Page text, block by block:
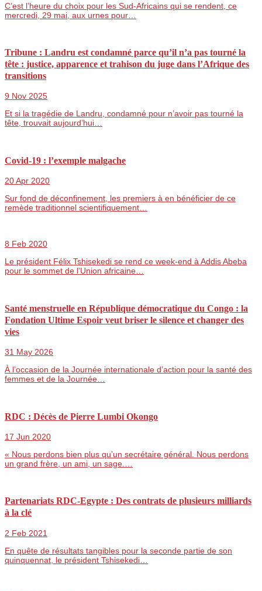
C’est l’heure du choix pour les Sud-Africains qui se rendent, ce
mercredi, 29 mai, aux urnes pour…
Tribune : Landru est condamné parce qu’il n’a pas tourné la
tête : justice, apparence et trahison du juge dans l’Afrique des
transitions
9 Nov 2025
Et si la tragédie de Landru, condamné pour n’avoir pas tourné la
tête, trouvait aujourd’hui…
Covid-19 : l’exemple malgache
20 Apr 2020
Sur fond de déconfinement, les premiers à en bénéficier de ce
remède traditionnel scientifiquement…
8 Feb 2020
Le président Félix Tshisekedi se rend ce week-end à Addis Abeba
pour le sommet de l'Union africaine…
Santé menstruelle en République démocratique du Congo : la
Fondation Ultime Espoir veut briser le silence et changer des
vies
31 May 2026
À l’occasion de la Journée internationale d’action pour la santé des
femmes et de la Journée…
RDC : Décès de Pierre Lumbi Okongo
17 Jun 2020
« Nous perdons bien plus qu’un secrétaire général. Nous perdons
un grand frère, un ami, un sage.…
Partenariats RDC-Egypte : Des contrats de plusieurs milliards
à la clé
2 Feb 2021
En quête de résultats tangibles pour la seconde partie de son
quinquennat, le président Tshisekedi…